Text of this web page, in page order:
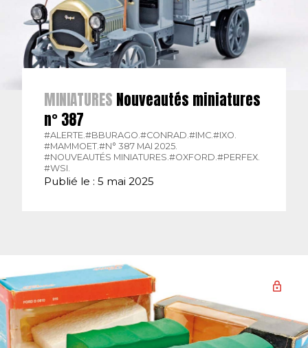
MINIATURES Nouveautés miniatures
n° 387
#ALERTE.#BBURAGO.#CONRAD.#IMC.#IXO.
#MAMMOET.#N° 387 MAI 2025.
#NOUVEAUTÉS MINIATURES.#OXFORD.#PERFEX.
#WSI.
Publié le : 5 mai 2025